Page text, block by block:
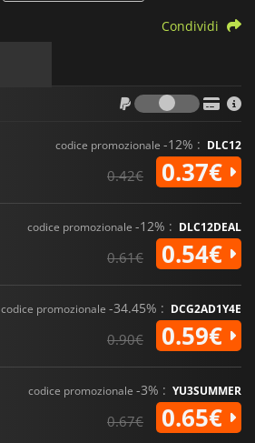
Condividi
codice promozionale -12% : DLC12
0.42€ 0.37€
codice promozionale -12% : DLC12DEAL
0.61€ 0.54€
codice promozionale -34.45% : DCG2AD1Y4E
0.90€ 0.59€
codice promozionale -3% : YU3SUMMER
0.67€ 0.65€